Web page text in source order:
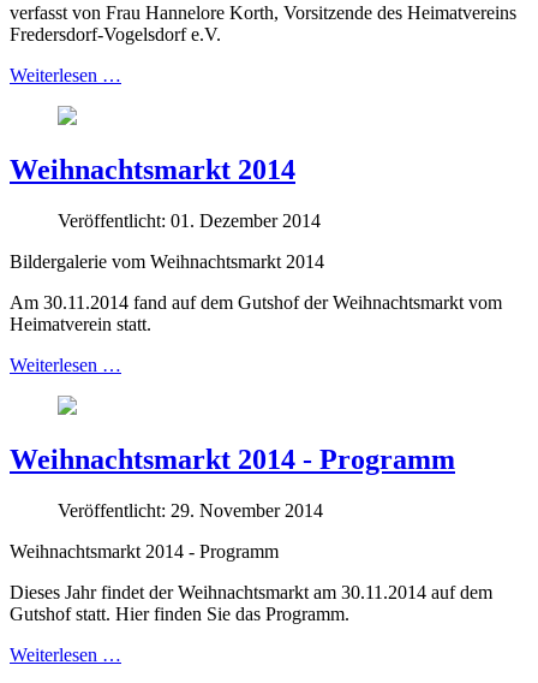
verfasst von Frau Hannelore Korth, Vorsitzende des Heimatvereins
Fredersdorf-Vogelsdorf e.V.
Weiterlesen …
Weihnachtsmarkt 2014
Veröffentlicht: 01. Dezember 2014
Bildergalerie vom Weihnachtsmarkt 2014
Am 30.11.2014 fand auf dem Gutshof der Weihnachtsmarkt vom
Heimatverein statt.
Weiterlesen …
Weihnachtsmarkt 2014 - Programm
Veröffentlicht: 29. November 2014
Weihnachtsmarkt 2014 - Programm
Dieses Jahr findet der Weihnachtsmarkt am 30.11.2014 auf dem
Gutshof statt. Hier finden Sie das Programm.
Weiterlesen …